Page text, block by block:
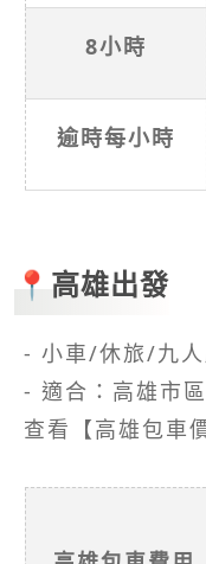
8小時
逾時每小時
📍高雄出發
- 小車/休旅/九人
- 適合：高雄市
查看【高雄包車